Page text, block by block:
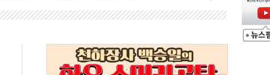
경선 결과...김민석 48.54% 정청래 44.40%
발표...정청래 47.82% 김민석 46.35% 송영길 5.83%
표...김민석 50.30% 정청래 41.94% 송영길 7.76%